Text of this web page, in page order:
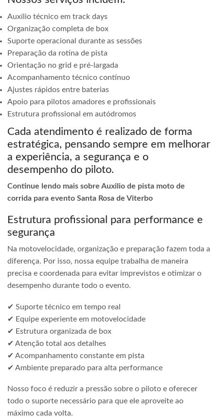
Auxílio técnico em track days
Organização completa de box
Suporte operacional durante as sessões
Preparação da rotina de pista
Orientação no grid e pré-largada
Acompanhamento técnico contínuo
Ajustes rápidos entre baterias
Apoio para pilotos amadores e profissionais
Estrutura profissional em autódromos
Cada atendimento é realizado de forma
estratégica, pensando sempre em melhorar
a experiência, a segurança e o
desempenho do piloto.
Continue lendo mais sobre Auxilio de pista moto de
corrida para evento Santa Rosa de Viterbo
Estrutura profissional para performance e
segurança
Na motovelocidade, organização e preparação fazem toda a
diferença. Por isso, nossa equipe trabalha de maneira
precisa e coordenada para evitar imprevistos e otimizar o
desempenho durante todo o evento.
✔ Suporte técnico em tempo real
✔ Equipe experiente em motovelocidade
✔ Estrutura organizada de box
✔ Atenção total aos detalhes
✔ Acompanhamento constante em pista
✔ Ambiente preparado para alta performance
Nosso foco é reduzir a pressão sobre o piloto e oferecer
todo o suporte necessário para que ele aproveite ao
máximo cada volta.